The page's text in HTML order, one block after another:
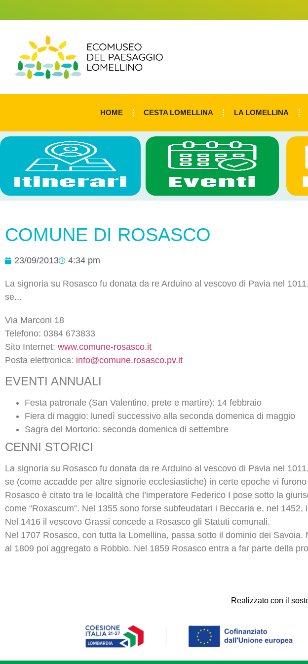
HOME CESTA LOMELLINA LA LOMELLINA
COMUNE DI ROSASCO
23/09/2013 4:34 pm
La signoria su Rosasco fu donata da re Arduino al vescovo di Pavia nel
se...
Via Marconi 18
Telefono: 0384 673833
Sito Internet: www.comune-rosasco.it
Posta elettronica: info@comune.rosasco.pv.it
EVENTI ANNUALI
Festa patronale (San Valentino, prete e martire): 14 febbraio
Fiera di maggio: lunedì successivo alla seconda domenica di maggio
Sagra del Mortorio: seconda domenica di settembre
CENNI STORICI
La signoria su Rosasco fu donata da re Arduino al vescovo di Pavia nel
se (come accadde per altre signorie ecclesiastiche) in certe epoche vi
Rosasco è citato tra le località che l’imperatore Federico I pose sotto la
come “Roxascum”. Nel 1355 sono forse subfeudatari i Beccaria e, nel
Nel 1416 il vescovo Grassi concede a Rosasco gli Statuti comunali.
Nel 1707 Rosasco, con tutta la Lomellina, passa sotto il dominio dei
al 1809 poi aggregato a Robbio. Nel 1859 Rosasco entra a far parte della
Realizzato con il